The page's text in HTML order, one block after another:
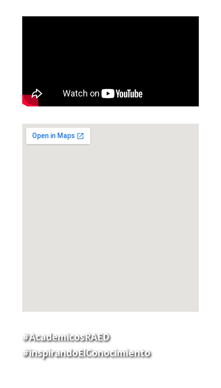
#AcademicosRAED
#inspirandoElConocimiento